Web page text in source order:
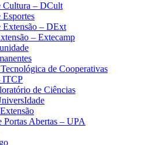
Cultura – DCult
Extensão – DExt
– Extecamp
de Cooperativas
ITCP
de Ciências
Portas Abertas – UPA